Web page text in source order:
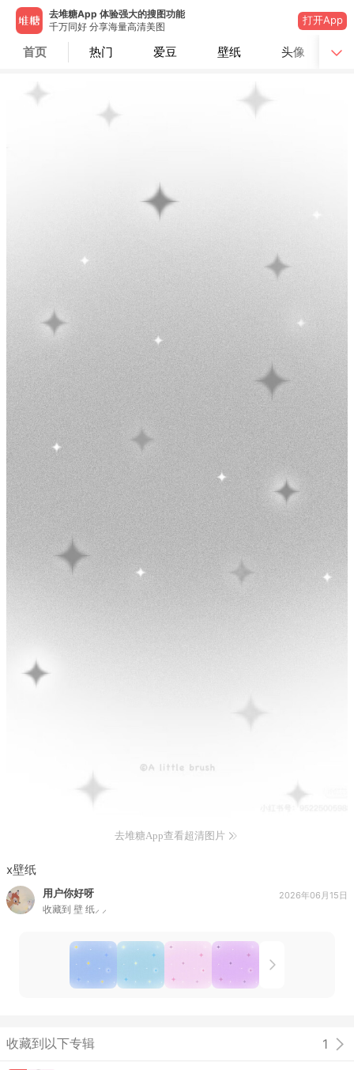
去堆糖App 体验强大的搜图功能
千万同好 分享海量高清美图
打开App
首页 热门 爱豆 壁纸 头像
去堆糖App查看超清图片
x壁纸
用户你好呀
收藏到 壁 纸⸝ ⸝
2026年06月15日
收藏到以下专辑 1